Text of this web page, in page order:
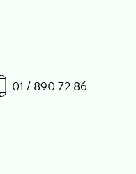
01 / 890 72 86